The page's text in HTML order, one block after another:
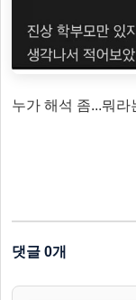
누가 해석 좀...뭐라
댓글 0개